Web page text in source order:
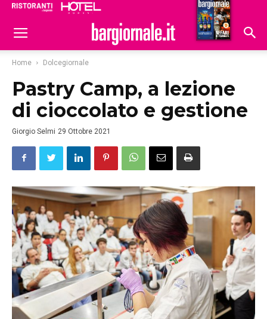
Hoteldomani
Home Dolcegiornale
Pastry Camp, a lezione
di cioccolato e gestione
Giorgio Selmi 29 Ottobre 2021